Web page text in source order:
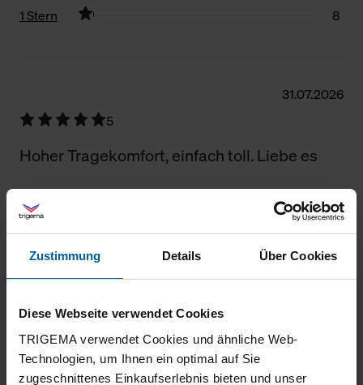
Zustimmung Details Über Cookies
Diese Webseite verwendet Cookies
TRIGEMA verwendet Cookies und ähnliche Web-
Technologien, um Ihnen ein optimal auf Sie
zugeschnittenes Einkaufserlebnis bieten und unser
1 Stern
8
31.07.2026
5
Hoher Tragekomfort, einfach toll. Liebe es
Produkt wie beschrieben und passen perfekt!